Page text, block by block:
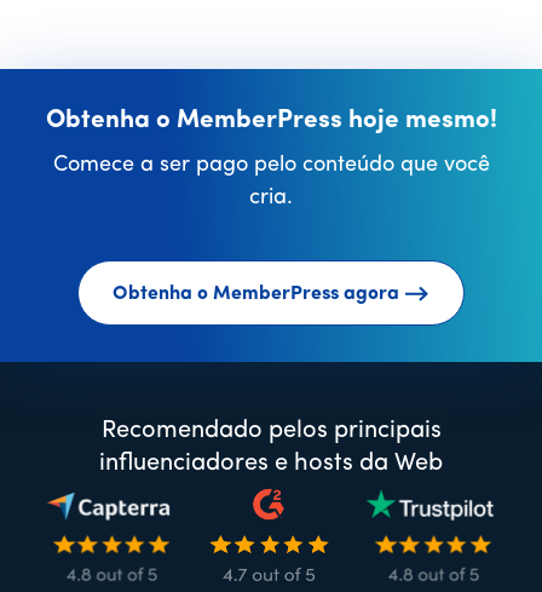
Obtenha o MemberPress hoje mesmo!
Comece a ser pago pelo conteúdo que você
cria.
Obtenha o MemberPress agora
Recomendado pelos principais
influenciadores e hosts da Web